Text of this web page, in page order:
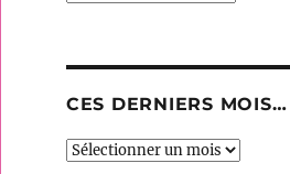
CES DERNIERS MOIS…
Ces